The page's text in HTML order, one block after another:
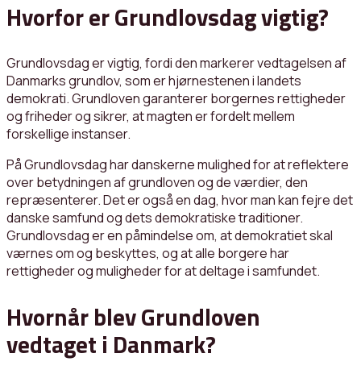
Hvorfor er Grundlovsdag vigtig?
Grundlovsdag er vigtig, fordi den markerer vedtagelsen af ​​
Danmarks grundlov, som er hjørnestenen i landets
demokrati. Grundloven garanterer borgernes rettigheder
og friheder og sikrer, at magten er fordelt mellem
forskellige instanser.
På Grundlovsdag har danskerne mulighed for at reflektere
over betydningen af ​​grundloven og de værdier, den
repræsenterer. Det er også en dag, hvor man kan fejre det
danske samfund og dets demokratiske traditioner.
Grundlovsdag er en påmindelse om, at demokratiet skal
værnes om og beskyttes, og at alle borgere har
rettigheder og muligheder for at deltage i samfundet.
Hvornår blev Grundloven
vedtaget i Danmark?